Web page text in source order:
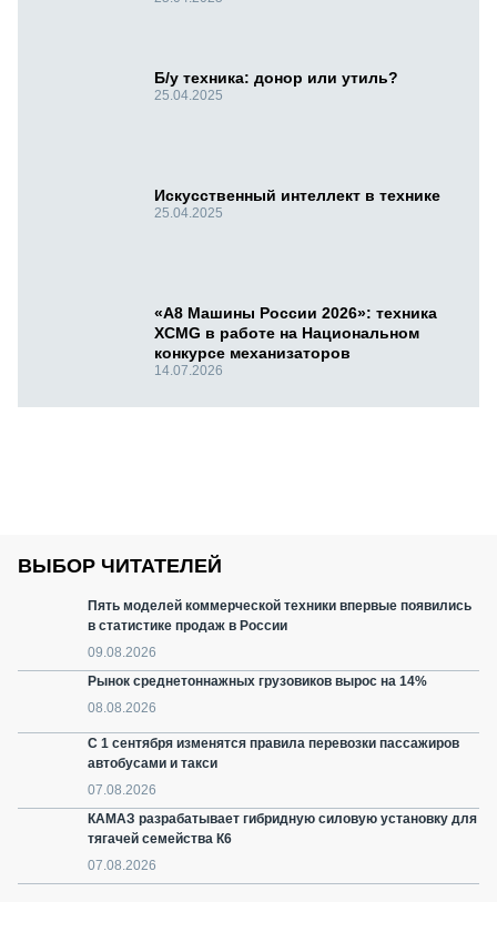
Б/у техника: донор или утиль?
25.04.2025
Искусственный интеллект в технике
25.04.2025
«А8 Машины России 2026»: техника
XCMG в работе на Национальном
конкурсе механизаторов
14.07.2026
ВЫБОР ЧИТАТЕЛЕЙ
Пять моделей коммерческой техники впервые появились
в статистике продаж в России
09.08.2026
Рынок среднетоннажных грузовиков вырос на 14%
08.08.2026
С 1 сентября изменятся правила перевозки пассажиров
автобусами и такси
07.08.2026
КАМАЗ разрабатывает гибридную силовую установку для
тягачей семейства К6
07.08.2026